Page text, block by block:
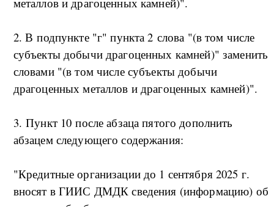
2. В подпункте "г" пункта 2 слова "(в том числе
субъекты добычи драгоценных камней)" заменить
словами "(в том числе субъекты добычи
драгоценных металлов и драгоценных камней)".
3. Пункт 10 после абзаца пятого дополнить
абзацем следующего содержания:
"Кредитные организации до 1 сентября 2025 г.
вносят в ГИИС ДМДК сведения (информацию) об